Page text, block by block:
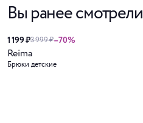
Вы ранее смотрели
1 199 ₽3 999 ₽–70%
Reima
Брюки детские